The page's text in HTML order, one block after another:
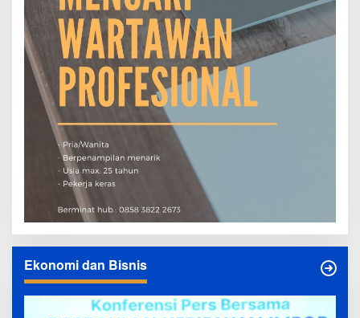
Ekonomi dan Bisnis